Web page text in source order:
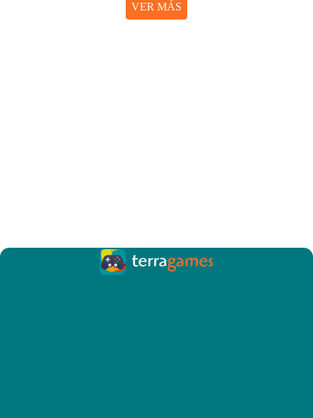
VER MÁS